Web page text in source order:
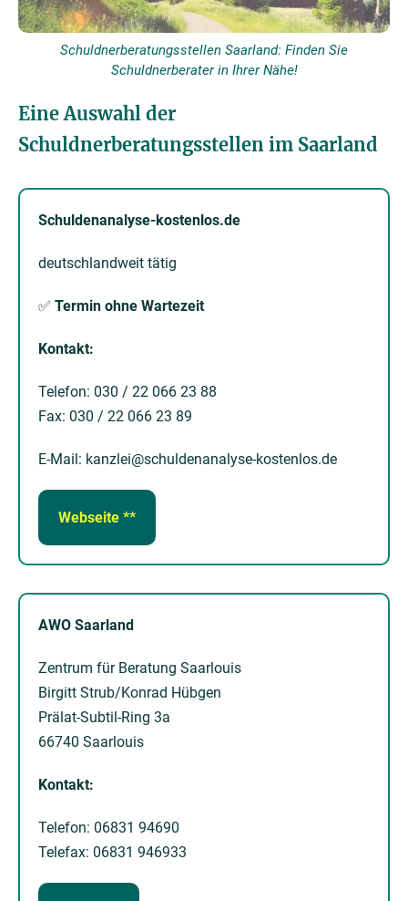
Schuldnerberatungsstellen Saarland: Finden Sie
Schuldnerberater in Ihrer Nähe!
Eine Auswahl der
Schuldnerberatungsstellen im Saarland
Schuldenanalyse-kostenlos.de
deutschlandweit tätig
✅ Termin ohne Wartezeit
Kontakt:
Telefon: 030 / 22 066 23 88
Fax: 030 / 22 066 23 89
E-Mail: kanzlei@schuldenanalyse-kostenlos.de
Webseite **
AWO Saarland
Zentrum für Beratung Saarlouis
Birgitt Strub/Konrad Hübgen
Prälat-Subtil-Ring 3a
66740 Saarlouis
Kontakt:
Telefon: 06831 94690
Telefax: 06831 946933